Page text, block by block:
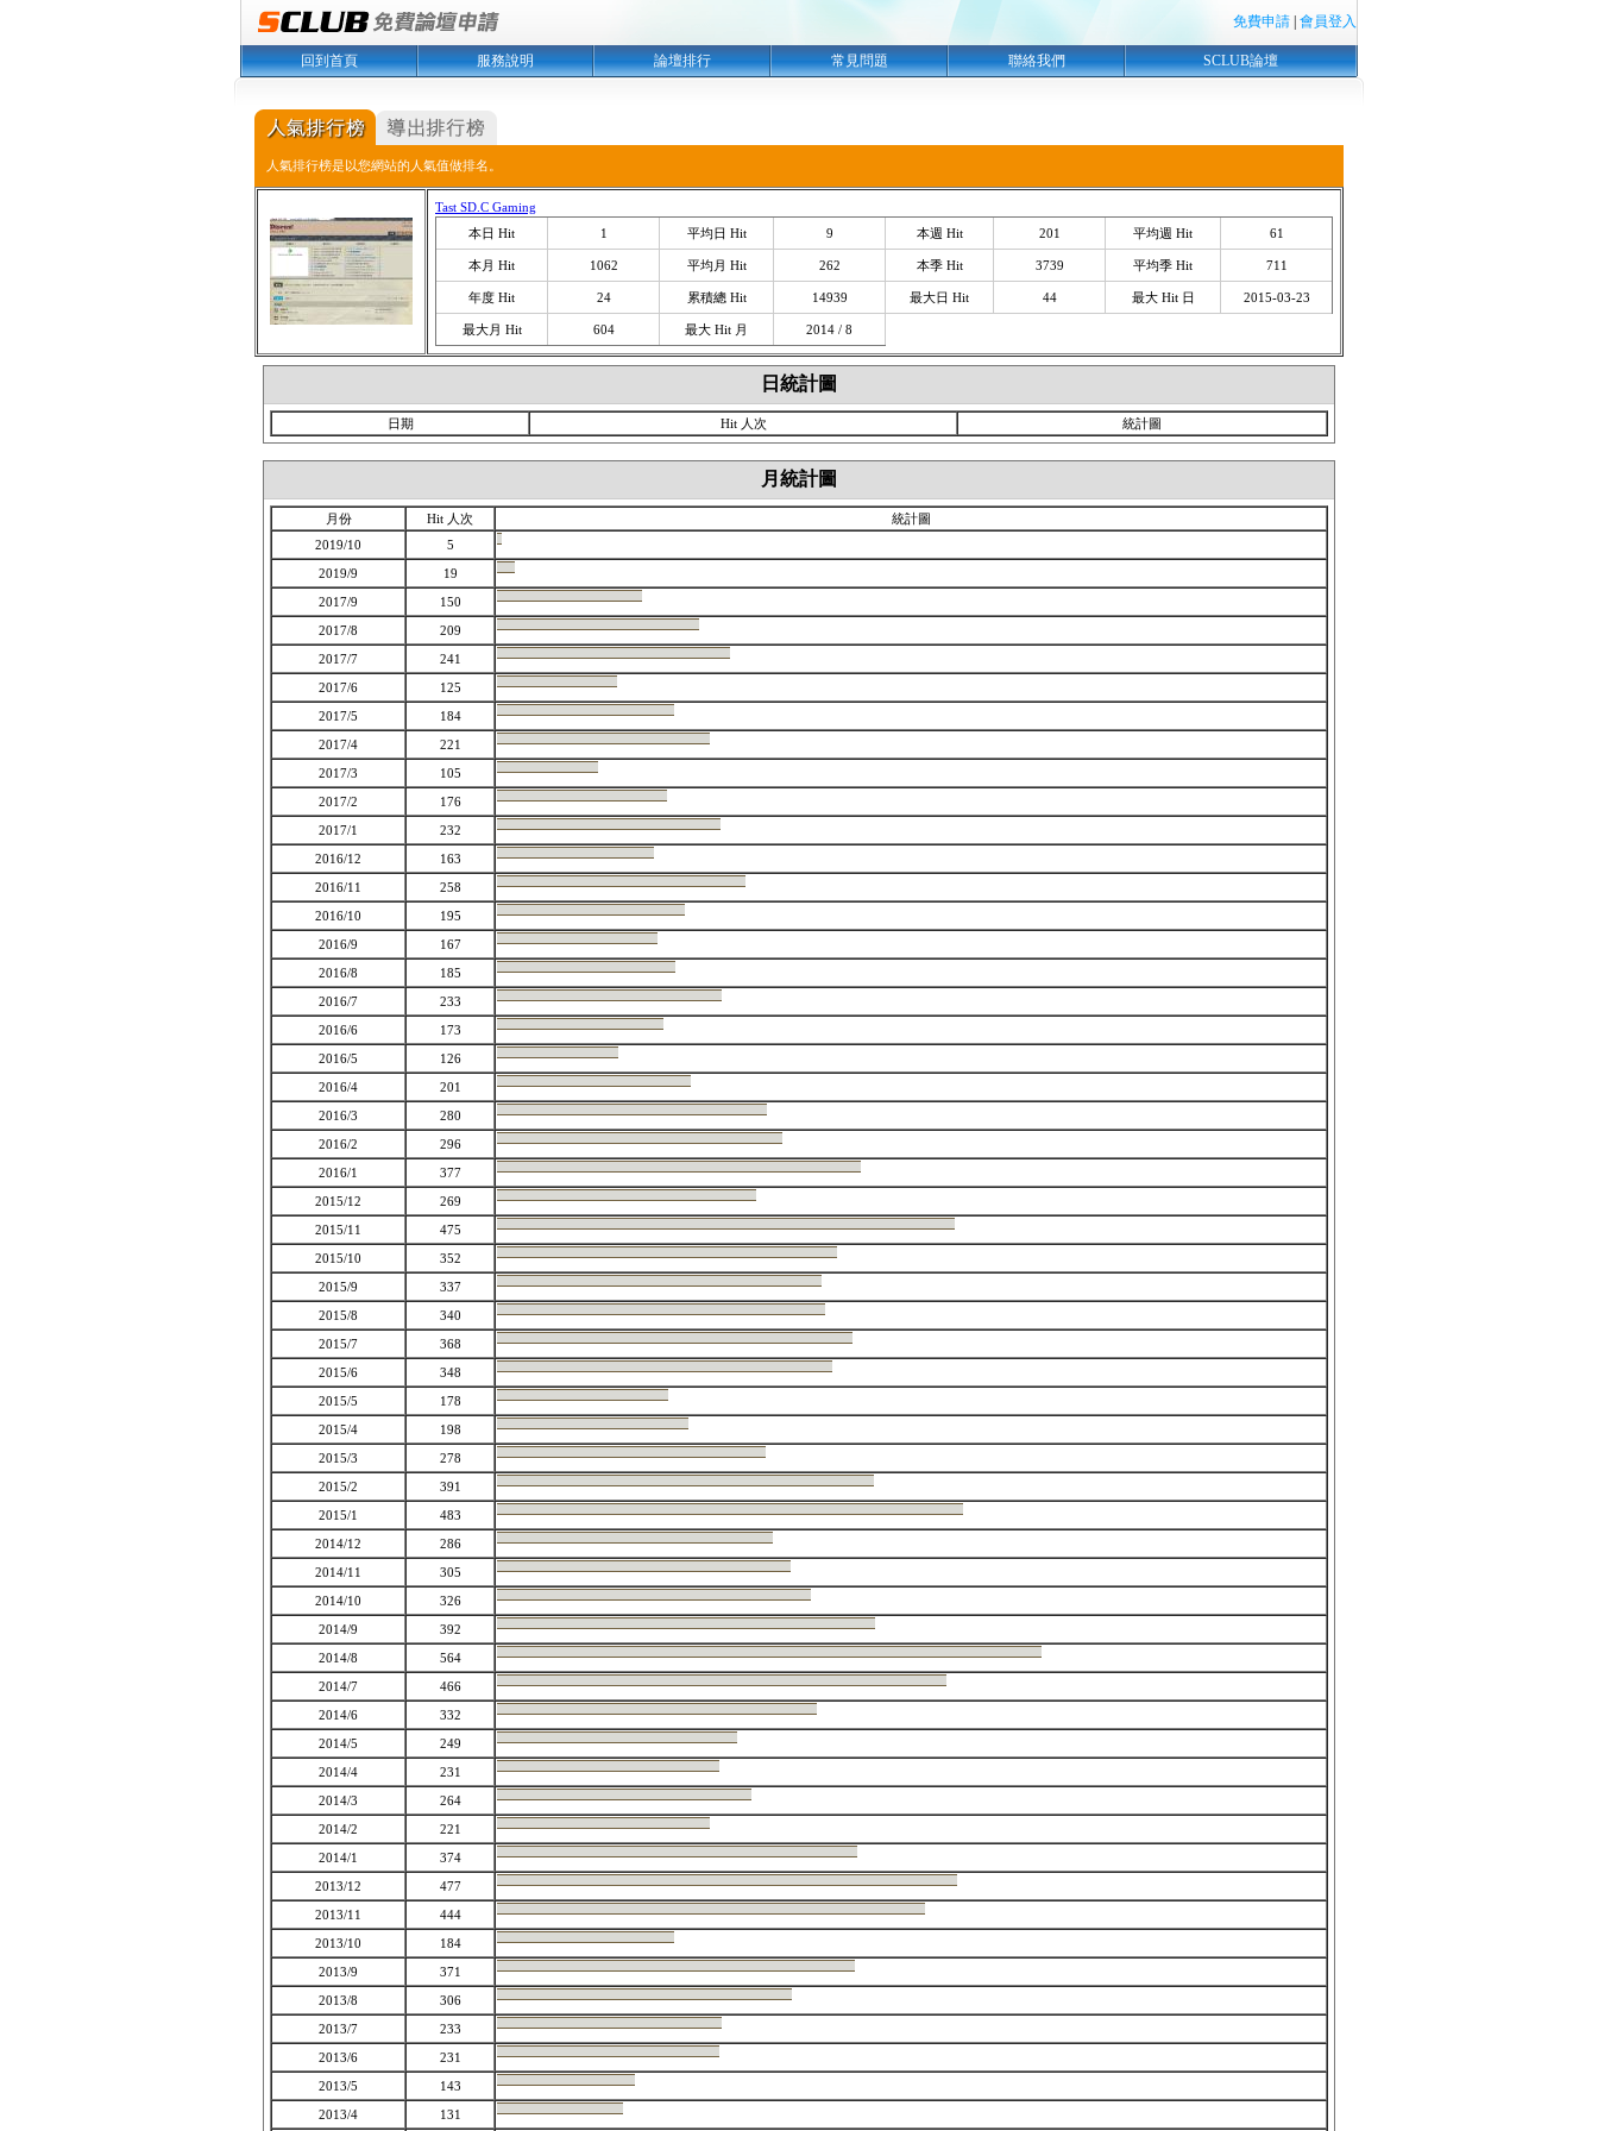
免費申請 會員登入
回到首頁 服務說明 論壇排行 常見問題 聯絡我們 SCLUB論壇
人氣排行榜是以您網站的人氣值做排名。
Tast SD.C Gaming
本日 Hit
1 平均日 Hit 9 本週 Hit 201 平均週 Hit 61
本月 Hit 1062 平均月 Hit 262 本季 Hit 3739 平均季 Hit 711
年度 Hit 24 累積總 Hit 14939 最大日 Hit 44 最大 Hit 日 2015-03-23
最大月 Hit 604 最大 Hit 月 2014 / 8
日統計圖
日期 Hit 人次 統計圖
月統計圖
月份 Hit 人次
統計圖
2019/10
5
2019/9
19
2017/9
150
2017/8
209
2017/7
241
2017/6
125
2017/5
184
2017/4
221
2017/3
105
2017/2
176
2017/1
232
2016/12
163
2016/11
258
2016/10
195
2016/9
167
2016/8
185
2016/7
233
2016/6
173
2016/5
126
2016/4
201
2016/3
280
2016/2
296
2016/1
377
2015/12
269
2015/11
475
2015/10
352
2015/9
337
2015/8
340
2015/7
368
2015/6
348
2015/5
178
2015/4
198
2015/3
278
2015/2
391
2015/1
483
2014/12
286
2014/11
305
2014/10
326
2014/9
392
2014/8
564
2014/7
466
2014/6
332
2014/5
249
2014/4
231
2014/3
264
2014/2
221
2014/1
374
2013/12
477
2013/11
444
2013/10
184
2013/9
371
2013/8
306
2013/7
233
2013/6
231
2013/5
143
2013/4
131